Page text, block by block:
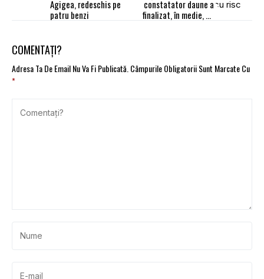
Agigea, redeschis pe
patru benzi
constatator daune a
finalizat, în medie, un
COMENTAȚI?
Adresa Ta De Email Nu Va Fi Publicată.Câmpurile Obligatorii Sunt Marcate Cu
*